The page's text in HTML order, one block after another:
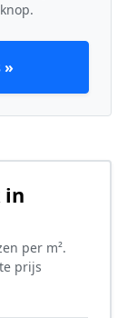
»
in
per m².
prijs